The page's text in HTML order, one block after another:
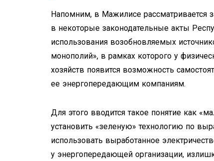
Напомним, в Мажилисе рассматривается
в некоторые законодательные акты
использования возобновляемых
монополий», в рамках которого у
хозяйств появится возможность
ее энергопередающим компаниям.
Для этого вводится такое понятие как
установить «зеленую» технологию по
использовать выработанное
у энергопередающей организации,